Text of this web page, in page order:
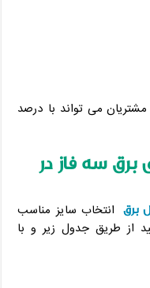
می تواند با درصد
سه فاز در
برق انتخاب سایز مناسب
از طریق جدول زیر و با